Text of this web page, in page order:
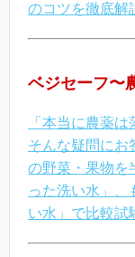
のコツを徹底解
ベジセーフ〜
「本当に農薬は
そんな疑問にお
の野菜・果物を
った洗い水」、
い水」で比較試